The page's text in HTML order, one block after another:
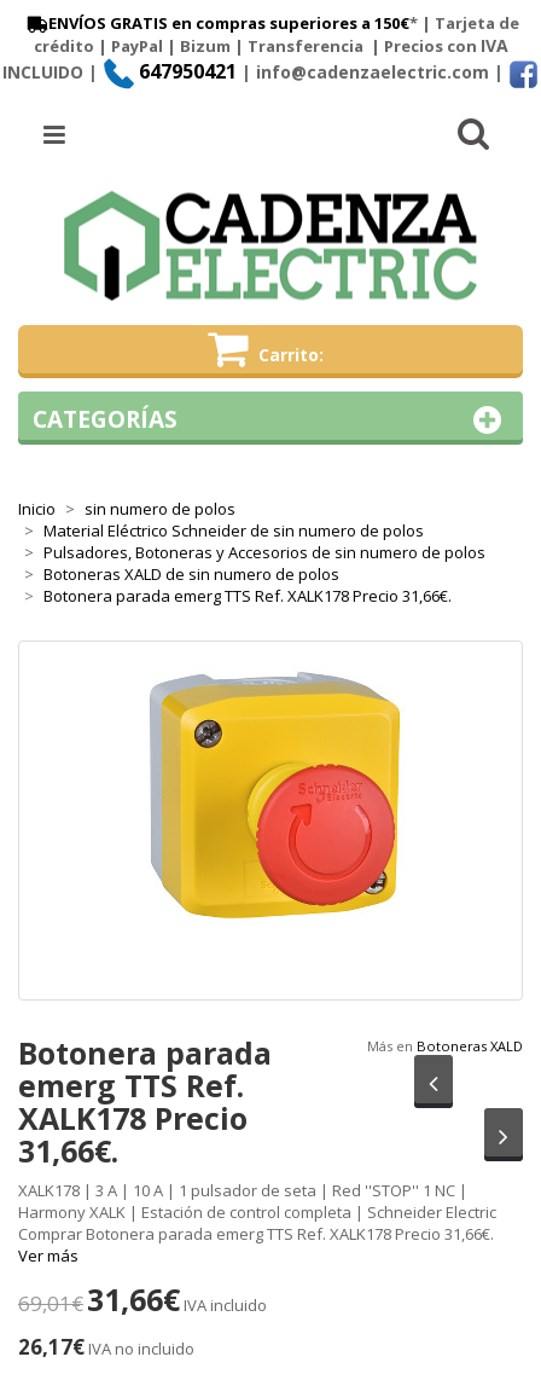
ENVÍOS GRATIS en compras superiores a 150€* | Tarjeta de
crédito | PayPal | Bizum | Transferencia | Precios con IVA
INCLUIDO |
647950421 | info@cadenzaelectric.com |
Carrito
Menú
Inicio
sin numero de polos
Material Eléctrico Schneider de sin numero de polos
Pulsadores, Botoneras y Accesorios de sin numero de polos
Botoneras XALD de sin numero de polos
Botonera parada emerg TTS Ref. XALK178 Precio 31,66€.
Más en Botoneras XALD
Anterior
Botonera parada
emerg TTS Ref.
XALK178 Precio
31,66€.
XALK178 | 3 A | 10 A | 1 pulsador de seta | Red ''STOP'' 1 NC |
Harmony XALK | Estación de control completa | Schneider Electric
Comprar Botonera parada emerg TTS Ref. XALK178 Precio 31,66€.
Ver más
69,01€31,66€ IVA incluido
26,17€ IVA no incluido
CATEGORÍAS